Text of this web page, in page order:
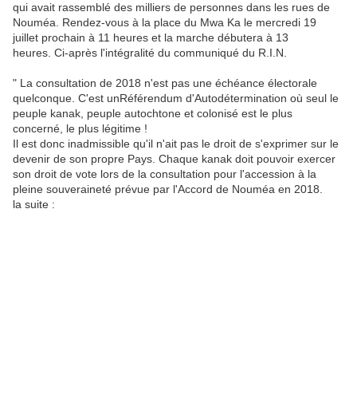
qui avait rassemblé des milliers de personnes dans les rues de
Nouméa. Rendez-vous à la place du Mwa Ka le mercredi 19
juillet prochain à 11 heures et la marche débutera à 13
heures. Ci-après l'intégralité du communiqué du R.I.N.
" La consultation de 2018 n'est pas une échéance électorale
quelconque. C'est unRéférendum d'Autodétermination où seul le
peuple kanak, peuple autochtone et colonisé est le plus
concerné, le plus légitime !
Il est donc inadmissible qu'il n'ait pas le droit de s'exprimer sur le
devenir de son propre Pays. Chaque kanak doit pouvoir exercer
son droit de vote lors de la consultation pour l'accession à la
pleine souveraineté prévue par l'Accord de Nouméa en 2018.
la suite :